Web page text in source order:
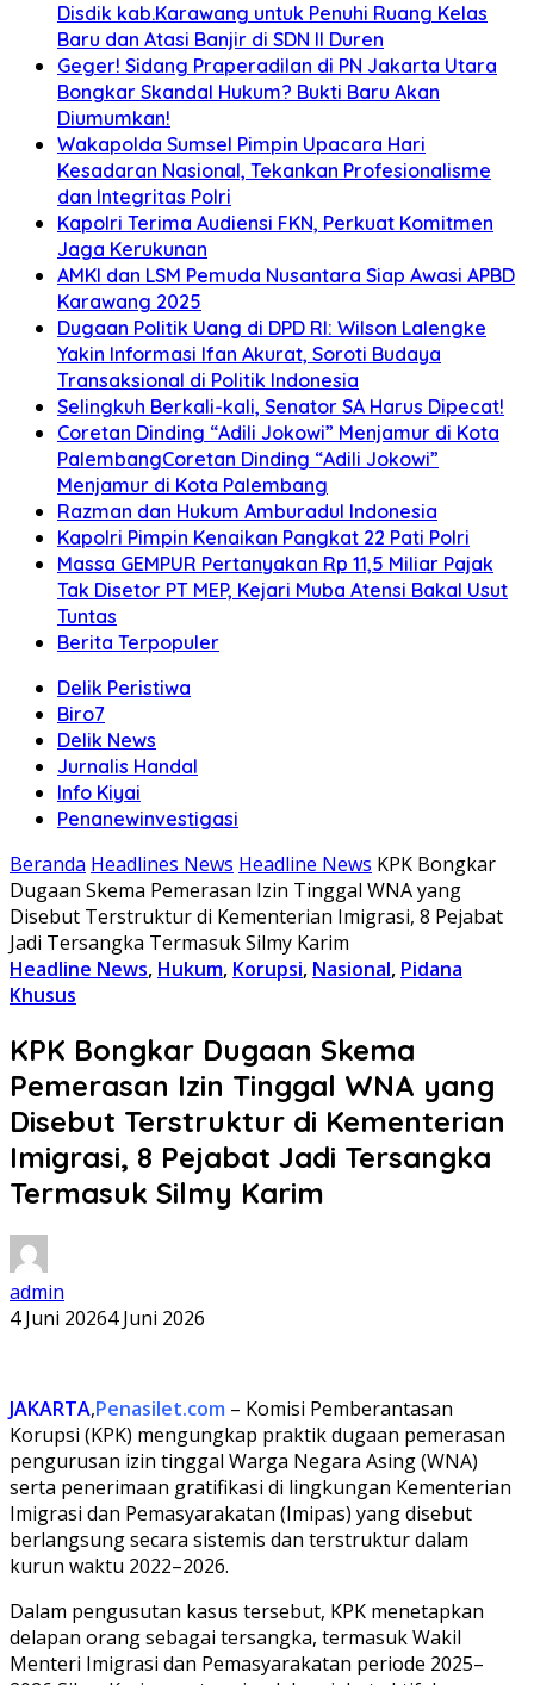
Disdik kab.Karawang untuk Penuhi Ruang Kelas
Baru dan Atasi Banjir di SDN II Duren
Geger! Sidang Praperadilan di PN Jakarta Utara
Bongkar Skandal Hukum? Bukti Baru Akan
Diumumkan!
Wakapolda Sumsel Pimpin Upacara Hari
Kesadaran Nasional, Tekankan Profesionalisme
dan Integritas Polri
Kapolri Terima Audiensi FKN, Perkuat Komitmen
Jaga Kerukunan
AMKI dan LSM Pemuda Nusantara Siap Awasi APBD
Karawang 2025
Dugaan Politik Uang di DPD RI: Wilson Lalengke
Yakin Informasi Ifan Akurat, Soroti Budaya
Transaksional di Politik Indonesia
Selingkuh Berkali-kali, Senator SA Harus Dipecat!
Coretan Dinding “Adili Jokowi” Menjamur di Kota
PalembangCoretan Dinding “Adili Jokowi”
Menjamur di Kota Palembang
Razman dan Hukum Amburadul Indonesia
Kapolri Pimpin Kenaikan Pangkat 22 Pati Polri
Massa GEMPUR Pertanyakan Rp 11,5 Miliar Pajak
Tak Disetor PT MEP, Kejari Muba Atensi Bakal Usut
Tuntas
Berita Terpopuler
Delik Peristiwa
Biro7
Delik News
Jurnalis Handal
Info Kiyai
Penanewinvestigasi
Beranda Headlines News Headline News KPK Bongkar
Dugaan Skema Pemerasan Izin Tinggal WNA yang
Disebut Terstruktur di Kementerian Imigrasi, 8 Pejabat
Jadi Tersangka Termasuk Silmy Karim
Headline News, Hukum, Korupsi, Nasional, Pidana
Khusus
KPK Bongkar Dugaan Skema
Pemerasan Izin Tinggal WNA yang
Disebut Terstruktur di Kementerian
Imigrasi, 8 Pejabat Jadi Tersangka
Termasuk Silmy Karim
admin
4 Juni 20264 Juni 2026
JAKARTA,Penasilet.com – Komisi Pemberantasan
Korupsi (KPK) mengungkap praktik dugaan pemerasan
pengurusan izin tinggal Warga Negara Asing (WNA)
serta penerimaan gratifikasi di lingkungan Kementerian
Imigrasi dan Pemasyarakatan (Imipas) yang disebut
berlangsung secara sistemis dan terstruktur dalam
kurun waktu 2022–2026.
Dalam pengusutan kasus tersebut, KPK menetapkan
delapan orang sebagai tersangka, termasuk Wakil
Menteri Imigrasi dan Pemasyarakatan periode 2025–